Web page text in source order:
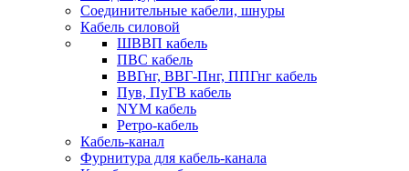
Соединительные кабели, шнуры
Кабель силовой
ШВВП кабель
ПВС кабель
ВВГнг, ВВГ-Пнг, ППГнг кабель
Пув, ПуГВ кабель
NYM кабель
Ретро-кабель
Кабель-канал
Фурнитура для кабель-канала